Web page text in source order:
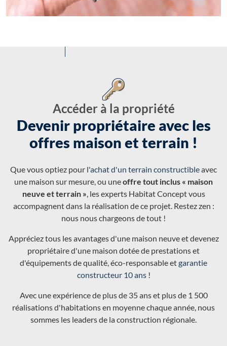
Accéder à la propriété
Devenir propriétaire avec les
offres maison et terrain !
Que vous optiez pour l'achat d'un terrain constructibleavec
une maison sur mesure, ou uneoffre tout inclus « maison
neuve et terrain », les experts Habitat Concept vous
accompagnent dans la réalisation de ce projet. Restez zen :
nous nous chargeons de tout !
Appréciez tous les avantages d'une maison neuve et devenez
propriétaire d'une maison dotée de prestations et
d'équipements de qualité, éco-responsable etgarantie
constructeur 10 ans!
Avec une expérience de plus de 35 ans et plus de 1 500
réalisations d'habitations en moyenne chaque année, nous
sommes les leaders de la construction régionale.